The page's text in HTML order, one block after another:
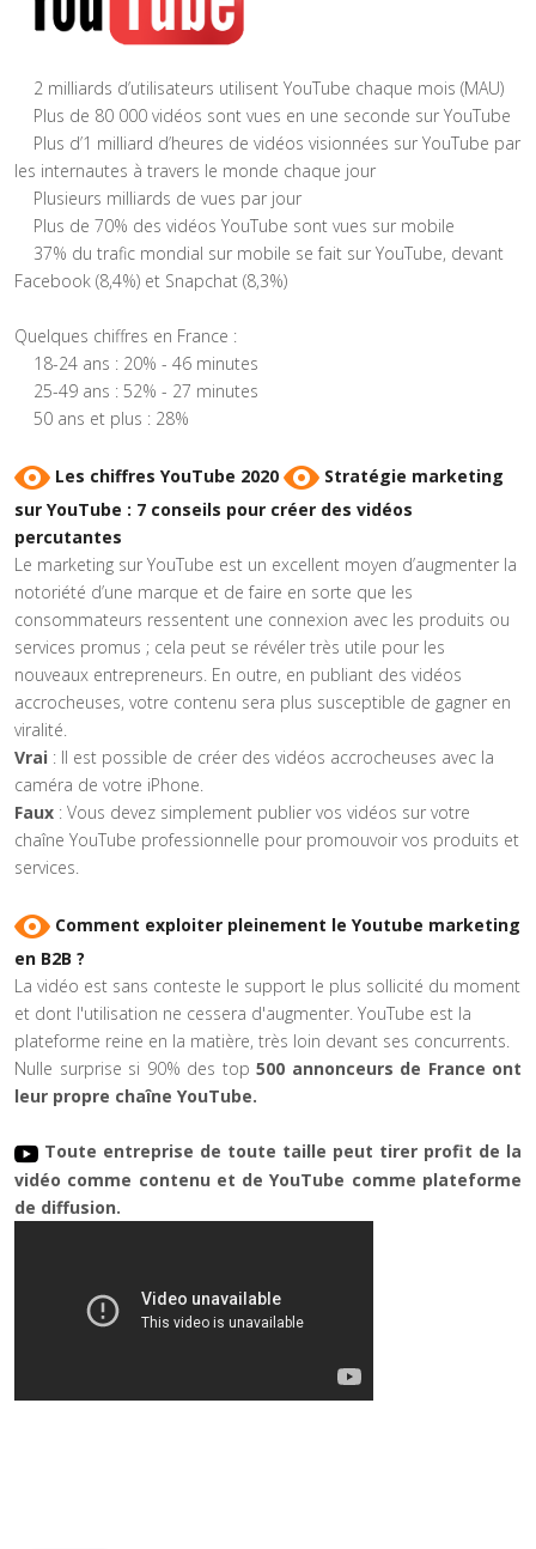
2 milliards d’utilisateurs utilisent YouTube chaque mois (MAU)
Plus de 80 000 vidéos sont vues en une seconde sur YouTube
Plus d’1 milliard d’heures de vidéos visionnées sur YouTube par
les internautes à travers le monde chaque jour
Plusieurs milliards de vues par jour
Plus de 70% des vidéos YouTube sont vues sur mobile
37% du trafic mondial sur mobile se fait sur YouTube, devant
Facebook (8,4%) et Snapchat (8,3%)
Quelques chiffres en France :
18-24 ans : 20% - 46 minutes
25-49 ans : 52% - 27 minutes
50 ans et plus : 28%
Les chiffres YouTube 2020
Stratégie marketing
sur YouTube : 7 conseils pour créer des vidéos
percutantes
Le marketing sur YouTube est un excellent moyen d’augmenter la
notoriété d’une marque et de faire en sorte que les
consommateurs ressentent une connexion avec les produits ou
services promus ; cela peut se révéler très utile pour les
nouveaux entrepreneurs. En outre, en publiant des vidéos
accrocheuses, votre contenu sera plus susceptible de gagner en
viralité.
Vrai : Il est possible de créer des vidéos accrocheuses avec la
caméra de votre iPhone.
Faux : Vous devez simplement publier vos vidéos sur votre
chaîne YouTube professionnelle pour promouvoir vos produits et
services.
Comment exploiter pleinement le Youtube marketing
en B2B ?
La vidéo est sans conteste le support le plus sollicité du moment
et dont l'utilisation ne cessera d'augmenter. YouTube est la
plateforme reine en la matière, très loin devant ses concurrents.
Nulle surprise si 90% des top 500 annonceurs de France ont
leur propre chaîne YouTube.
Toute entreprise de toute taille peut tirer profit de la
vidéo comme contenu et de YouTube comme plateforme
de diffusion.